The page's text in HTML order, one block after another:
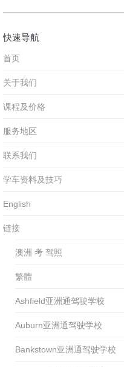
快速导航
首页
关于我们
课程及价格
服务地区
联系我们
学车资料及技巧
English
链接
澳洲 考 驾照
繁體
Ashfield亚洲通驾驶学校
Auburn亚洲通驾驶学校
Bankstown亚洲通驾驶学校